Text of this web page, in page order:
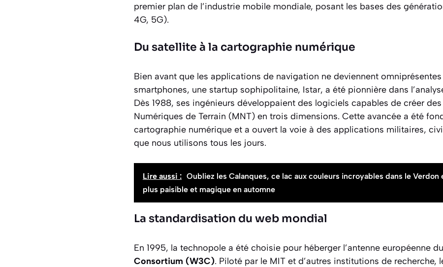
premier plan de l’industrie mobile mondiale, posant les bases des
4G, 5G).
Du satellite à la cartographie numérique
Bien avant que les applications de navigation ne deviennent omniprésentes
smartphones, une startup sophipolitaine, Istar, a été pionnière dans
Dès 1988, ses ingénieurs développaient des logiciels capables de créer des
Numériques de Terrain (MNT) en trois dimensions. Cette avancée a été
cartographie numérique et a ouvert la voie à des applications militaires,
que nous utilisons tous les jours.
Lire aussi : Oubliez les Calanques, ce lac aux couleurs incroyables dans le Verdon
plus paisible et magique en automne
La standardisation du web mondial
En 1995, la technopole a été choisie pour héberger l’antenne européenne du
Consortium (W3C). Piloté par le MIT et d’autres institutions de recherche,